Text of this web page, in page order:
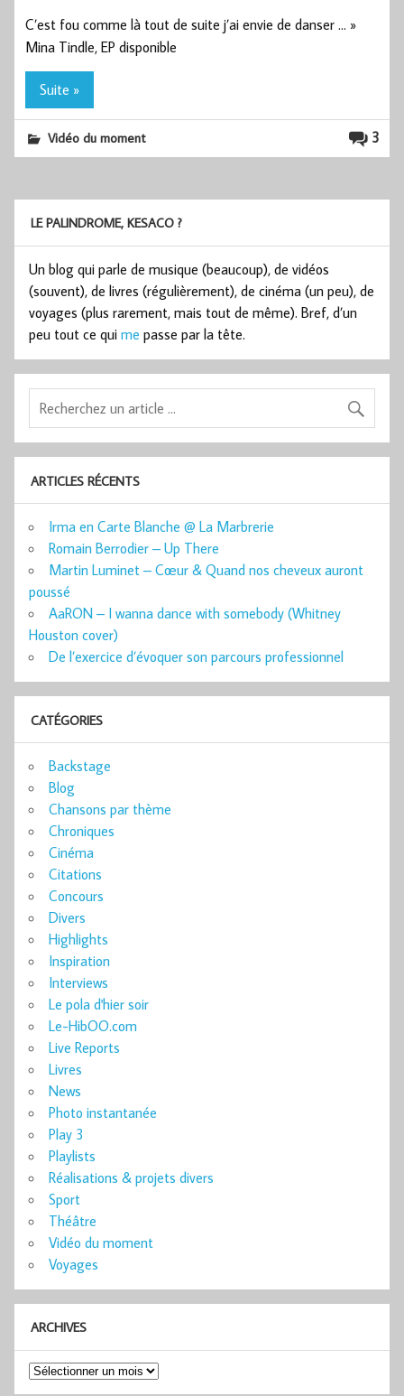
C’est fou comme là tout de suite j’ai envie de danser … »
Mina Tindle, EP disponible
Suite »
3
Vidéo du moment
LE PALINDROME, KESACO ?
Un blog qui parle de musique (beaucoup), de vidéos
(souvent), de livres (régulièrement), de cinéma (un peu), de
voyages (plus rarement, mais tout de même). Bref, d’un
peu tout ce qui me passe par la tête.
ARTICLES RÉCENTS
Irma en Carte Blanche @ La Marbrerie
Romain Berrodier – Up There
Martin Luminet – Cœur & Quand nos cheveux auront
poussé
AaRON – I wanna dance with somebody (Whitney
Houston cover)
De l’exercice d’évoquer son parcours professionnel
CATÉGORIES
Backstage
Blog
Chansons par thème
Chroniques
Cinéma
Citations
Concours
Divers
Highlights
Inspiration
Interviews
Le pola d'hier soir
Le-HibOO.com
Live Reports
Livres
News
Photo instantanée
Play 3
Playlists
Réalisations & projets divers
Sport
Théâtre
Vidéo du moment
Voyages
ARCHIVES
Archives